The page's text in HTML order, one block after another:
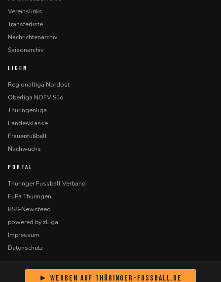
Vereinslinks
Transferliste
Nachrichtenarchiv
Saisonarchiv
LIGEN
Regionalliga Nordost
Oberliga NOFV Süd
Thüringenliga
Landesklasse
Frauenfußball
Nachwuchs
PORTAL
Thüringer Fussball Verband
FuPa Thüringen
RSS-Newsfeed
powered by zLiga
Impressum
Datenschutz
► Werben auf Thüringer-Fussball.de